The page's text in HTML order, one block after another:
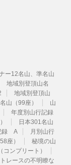
ー12名山、準名山
地域別登頂山名
地域別登頂山
山（99座）
山
年度別山行記録
日本301名山
録 A
月別山行
座）
秘境の山
ンプリート）
レースの不明瞭な